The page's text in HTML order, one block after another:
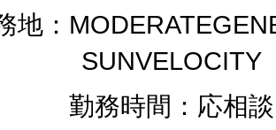
地：
SUNVELOCITY
勤務時間：応相談